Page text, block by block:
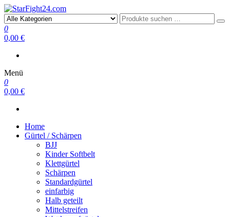
StarFight24.com
Kampfsportartikel
0
0,00 €
Menü
0
0,00 €
Home
Gürtel / Schärpen
BJJ
Kinder Softbelt
Klettgürtel
Schärpen
Standardgürtel
einfarbig
Halb geteilt
Mittelstreifen